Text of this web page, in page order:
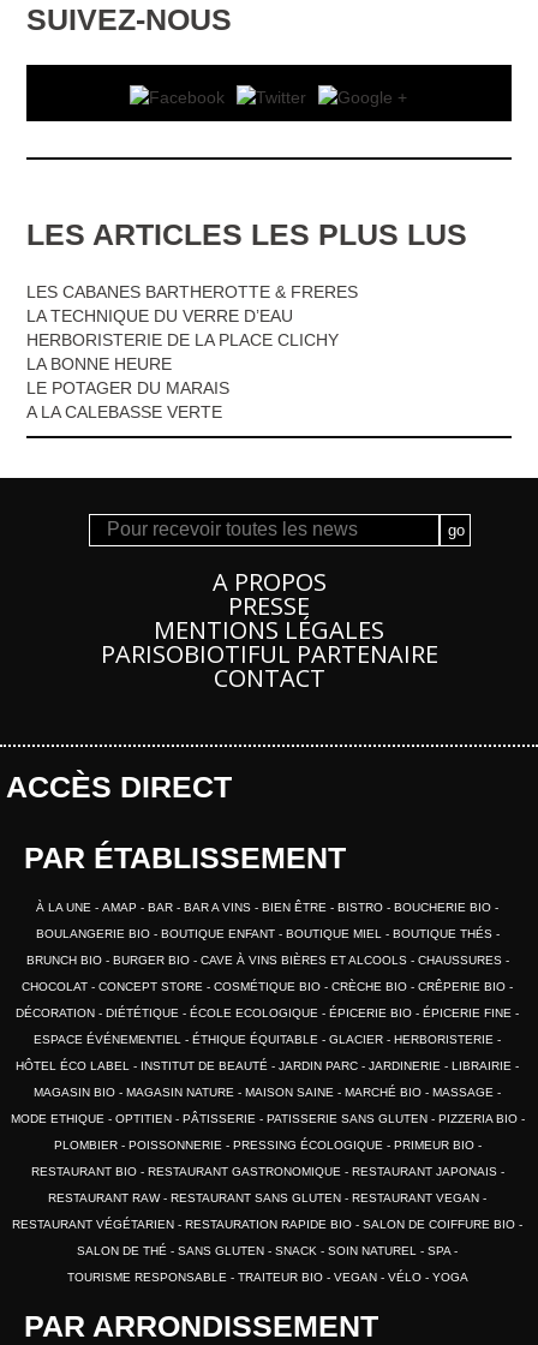
SUIVEZ-NOUS
LES ARTICLES LES PLUS LUS
LES CABANES BARTHEROTTE & FRERES
LA TECHNIQUE DU VERRE D’EAU
HERBORISTERIE DE LA PLACE CLICHY
LA BONNE HEURE
LE POTAGER DU MARAIS
A LA CALEBASSE VERTE
A PROPOS
PRESSE
MENTIONS LÉGALES
PARISOBIOTIFUL PARTENAIRE
CONTACT
ACCÈS DIRECT
PAR ÉTABLISSEMENT
À LA UNE AMAP BAR BAR A VINS BIEN ÊTRE BISTRO
BOUCHERIE BIO
BOULANGERIE BIO
BOUTIQUE ENFANT BOUTIQUE MIEL
BOUTIQUE THÉS
BRUNCH BIO
BURGER BIO CAVE À VINS BIÈRES ET ALCOOLS
CHAUSSURES
CHOCOLAT
CONCEPT STORE COSMÉTIQUE BIO CRÈCHE BIO
CRÊPERIE BIO
DÉCORATION
DIÉTÉTIQUE ÉCOLE ECOLOGIQUE ÉPICERIE BIO
ÉPICERIE FINE
ESPACE ÉVÉNEMENTIEL
ÉTHIQUE ÉQUITABLE GLACIER
HERBORISTERIE
HÔTEL ÉCO LABEL
INSTITUT DE BEAUTÉ JARDIN PARC JARDINERIE
LIBRAIRIE
MAGASIN BIO
MAGASIN NATURE MAISON SAINE MARCHÉ BIO
MASSAGE
MODE ETHIQUE
OPTITIEN PÂTISSERIE PATISSERIE SANS GLUTEN
PIZZERIA BIO
PLOMBIER
POISSONNERIE PRESSING ÉCOLOGIQUE
PRIMEUR BIO
RESTAURANT BIO
RESTAURANT GASTRONOMIQUE
RESTAURANT JAPONAIS
RESTAURANT RAW
RESTAURANT SANS GLUTEN
RESTAURANT VEGAN
RESTAURANT VÉGÉTARIEN
RESTAURATION RAPIDE BIO
SALON DE COIFFURE BIO
SALON DE THÉ
SANS GLUTEN SNACK SOIN NATUREL
SPA
TOURISME RESPONSABLE
TRAITEUR BIO VEGAN VÉLO YOGA
PAR ARRONDISSEMENT